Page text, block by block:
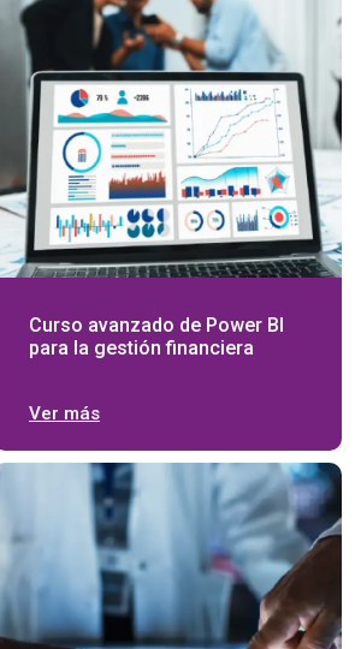
Curso avanzado de Power BI
para la gestión financiera
Ver más